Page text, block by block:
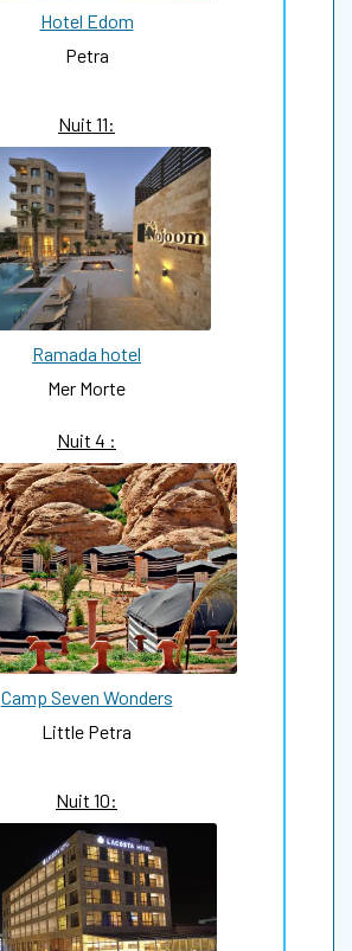
Hotel Edom
Petra
Nuit 11:
Ramada hotel
Mer Morte
Nuit 4 :
Camp Seven Wonders
Little Petra
Nuit 10: